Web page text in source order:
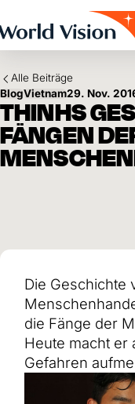
Testament und Legat
Philanthropie
Erdbeben Venezuela
Hilfe für Ukraine
Hilfe für Sudan
Hilfe für Afghanistan
Alle Nothilfe-Projekte
Jahresbericht und
Afrika
Asien
Lateinamerika
Naher Osten und Europa
Alle Beiträge
BlogVietnam29. Nov.
THINHS
FÄNGEN
Die Geschichte
die Fänge der
Heute macht er
Gefahren